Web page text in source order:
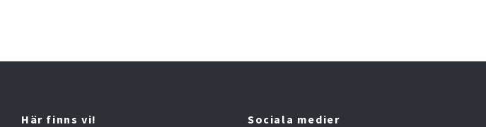
Här finns vi! Sociala medier